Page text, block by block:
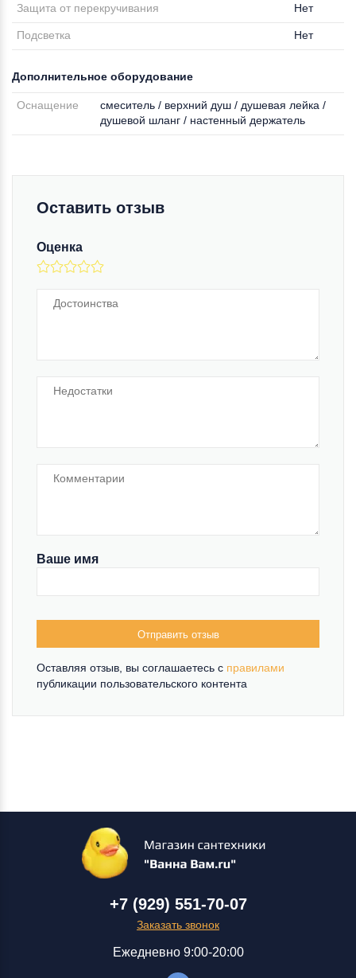
Защита от перекручивания Нет
Подсветка Нет
Дополнительное оборудование
Оснащение
смеситель / верхний душ / душевая лейка /
душевой шланг / настенный держатель
Оставить отзыв
Оценка
Ваше имя
Отправить отзыв
Оставляя отзыв, вы соглашаетесь c правилами
публикации пользовательского контента
+7 (929) 551-70-07
Заказать звонок
Ежедневно 9:00-20:00